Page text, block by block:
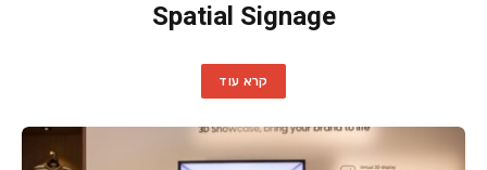
Spatial Signage
קרא עוד